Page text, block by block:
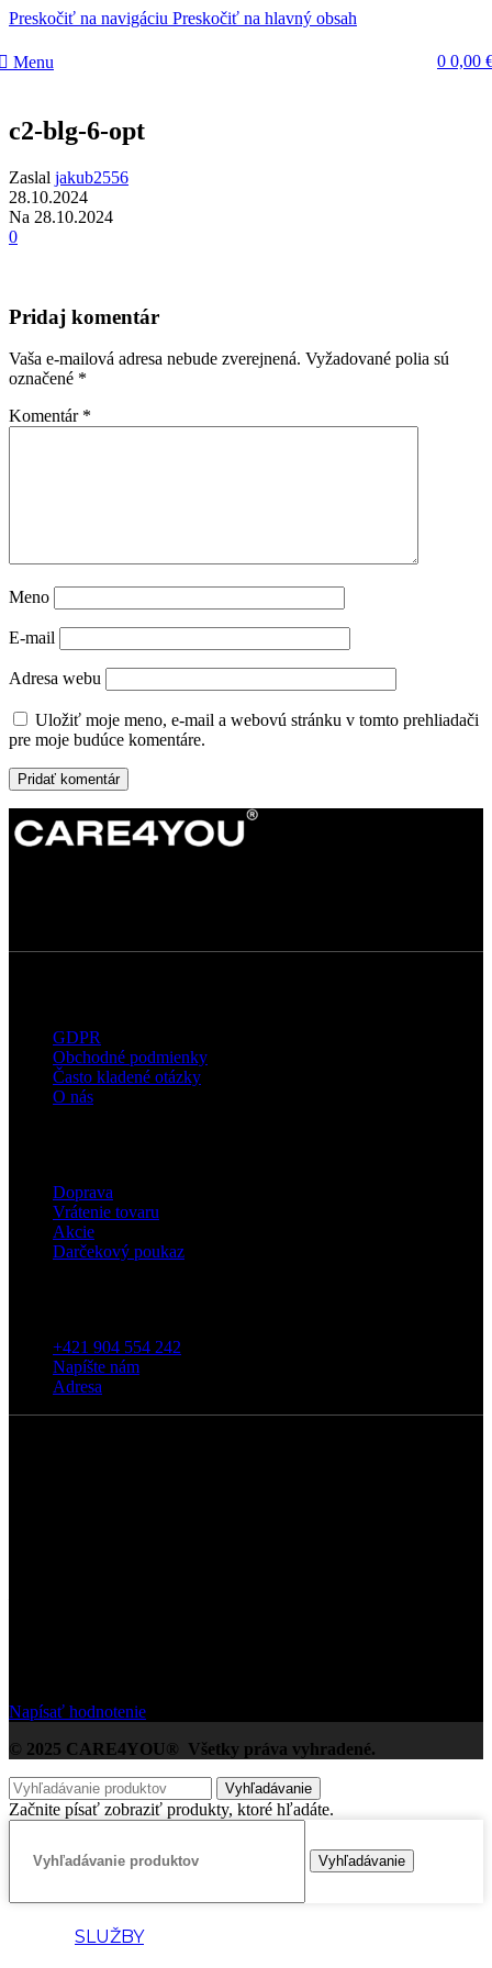
Preskočiť na navigáciu Preskočiť na hlavný obsah
Menu 0 0,00
c2-blg-6-opt
Zaslal jakub2556
28.10.2024
Na 28.10.2024
0
Pridaj komentár
Vaša e-mailová adresa nebude zverejnená. Vyžadované polia sú
označené *
Komentár *
Meno
E-mail
Adresa webu
Uložiť moje meno, e-mail a webovú stránku v tomto prehliadači
pre moje budúce komentáre.
GDPR
Obchodné podmienky
Často kladené otázky
O nás
Doprava
Vrátenie tovaru
Akcie
Darčekový poukaz
+421 904 554 242
Napíšte nám
Adresa
Napísať hodnotenie
© 2025 CARE4YOU® Všetky práva vyhradené.
Vyhľadávanie
Začnite písať zobraziť produkty, ktoré hľadáte.
Vyhľadávanie
SLUŽBY